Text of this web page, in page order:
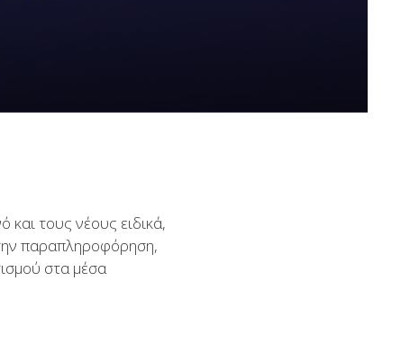
και τους νέους ειδικά,
παραπληροφόρηση,
στα μέσα